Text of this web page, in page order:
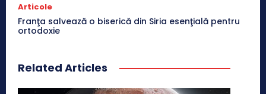
Articole
Franţa salvează o biserică din Siria esenţială pentru
ortodoxie
Related Articles